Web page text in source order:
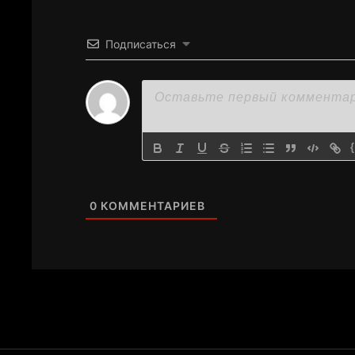
Подписаться
0 КОММЕНТАРИЕВ